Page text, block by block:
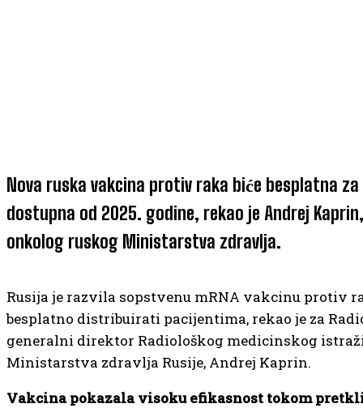
Nova ruska vakcina protiv raka biće besplatna
dostupna od 2025. godine, rekao je Andrej
onkolog ruskog Ministarstva zdravlja.
Rusija je razvila sopstvenu mRNA vakcinu protiv
besplatno distribuirati pacijentima, rekao je za
generalni direktor Radiološkog medicinskog
Ministarstva zdravlja Rusije, Andrej Kaprin.
Vakcina pokazala visoku efikasnost tokom